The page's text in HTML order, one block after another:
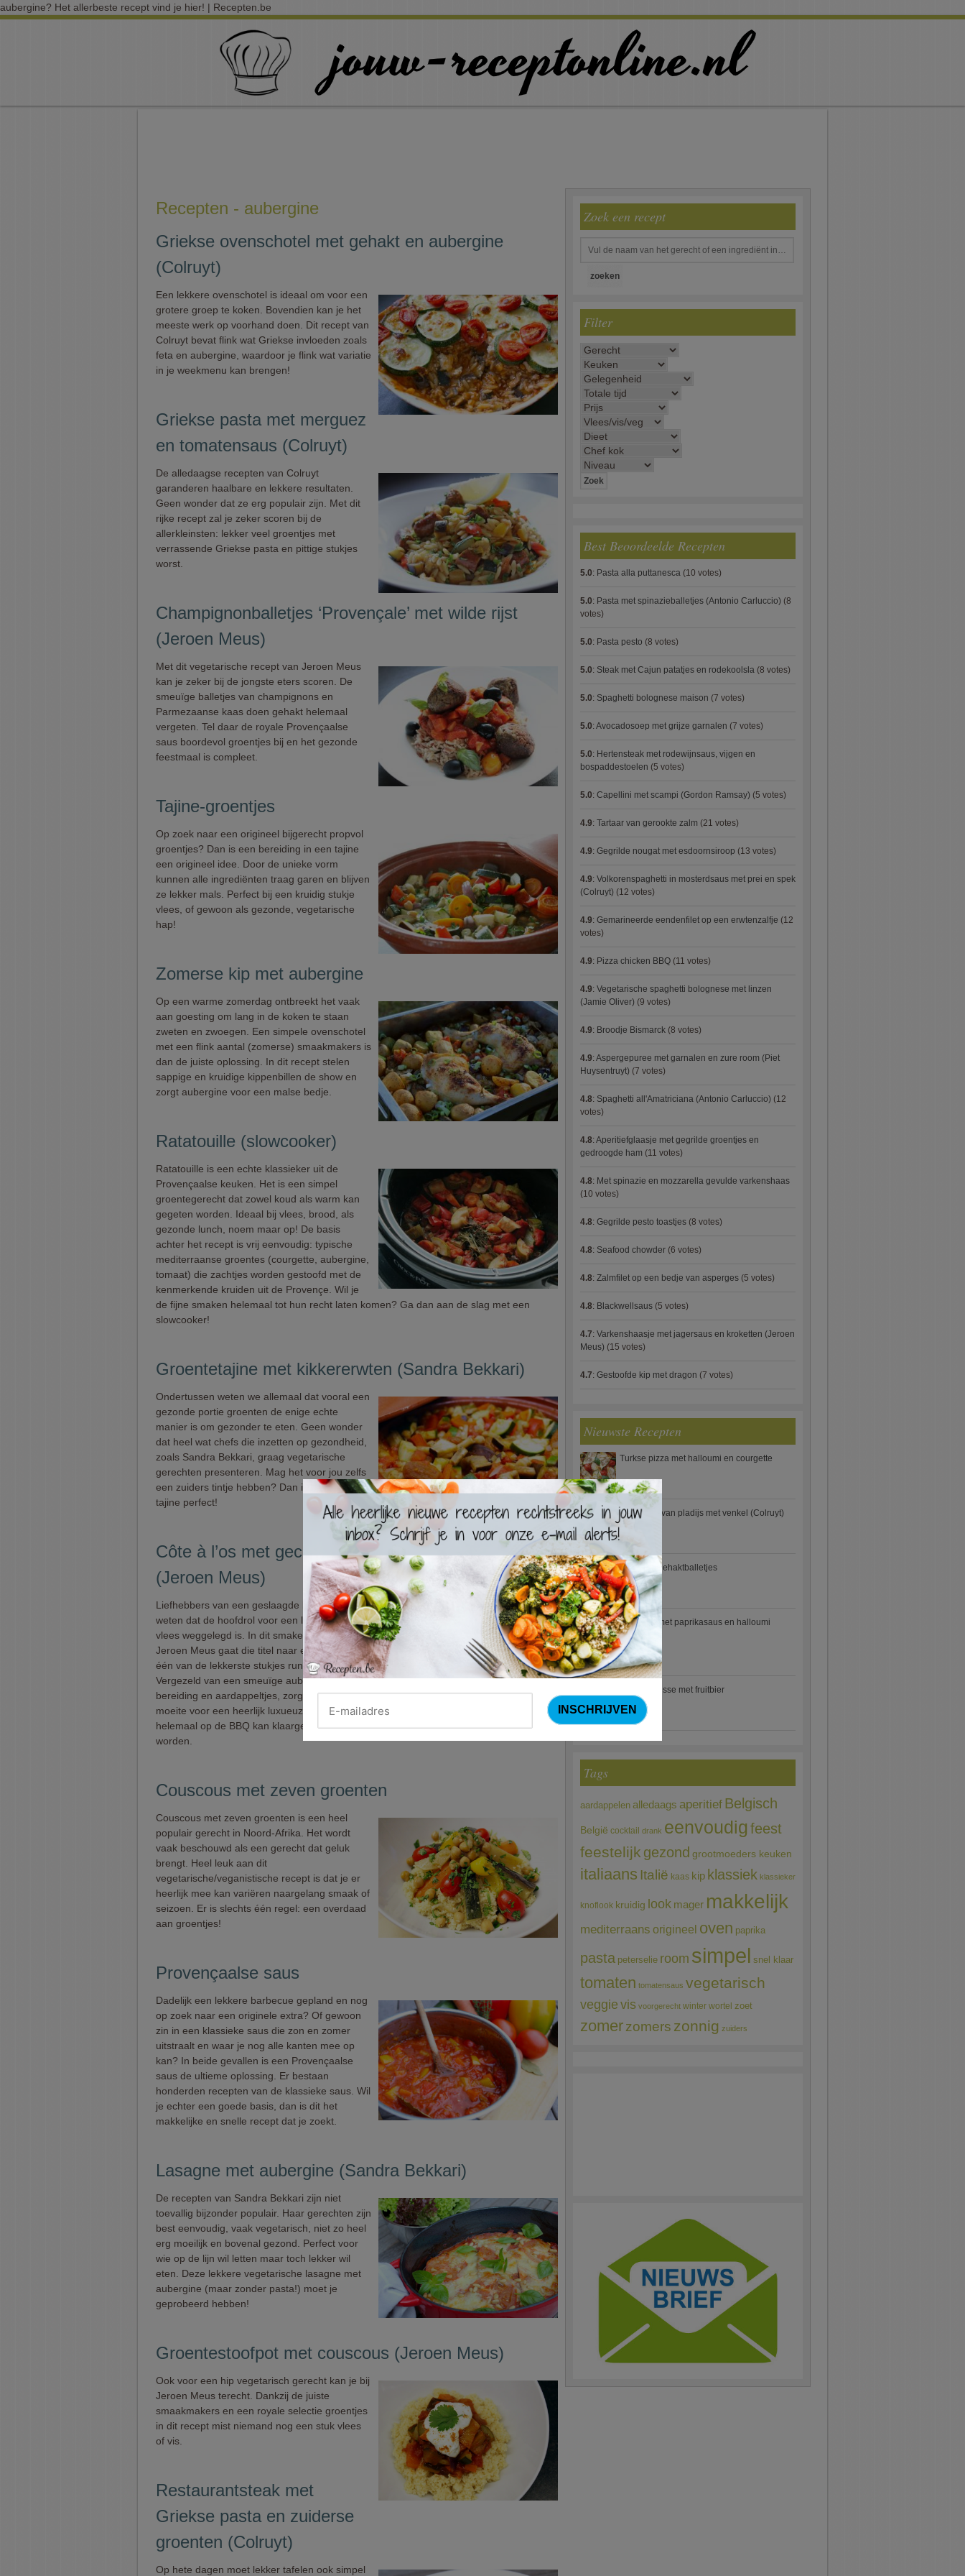
aubergine? Het allerbeste recept vind je hier! | Recepten.be
Recepten - aubergine
Griekse ovenschotel met gehakt en aubergine
(Colruyt)
Een lekkere ovenschotel is ideaal om voor een
grotere groep te koken. Bovendien kan je het
meeste werk op voorhand doen. Dit recept van
Colruyt bevat flink wat Griekse invloeden zoals
feta en aubergine, waardoor je flink wat variatie
in je weekmenu kan brengen!
Griekse pasta met merguez
en tomatensaus (Colruyt)
De alledaagse recepten van Colruyt
garanderen haalbare en lekkere resultaten.
Geen wonder dat ze erg populair zijn. Met dit
rijke recept zal je zeker scoren bij de
allerkleinsten: lekker veel groentjes met
verrassende Griekse pasta en pittige stukjes
worst.
Champignonballetjes ‘Provençale’ met wilde rijst
(Jeroen Meus)
Met dit vegetarische recept van Jeroen Meus
kan je zeker bij de jongste eters scoren. De
smeuïge balletjes van champignons en
Parmezaanse kaas doen gehakt helemaal
vergeten. Tel daar de royale Provençaalse
saus boordevol groentjes bij en het gezonde
feestmaal is compleet.
Tajine-groentjes
Op zoek naar een origineel bijgerecht propvol
groentjes? Dan is een bereiding in een tajine
een origineel idee. Door de unieke vorm
kunnen alle ingrediënten traag garen en blijven
ze lekker mals. Perfect bij een kruidig stukje
vlees, of gewoon als gezonde, vegetarische
hap!
Zomerse kip met aubergine
Op een warme zomerdag ontbreekt het vaak
aan goesting om lang in de koken te staan
zweten en zwoegen. Een simpele ovenschotel
met een flink aantal (zomerse) smaakmakers is
dan de juiste oplossing. In dit recept stelen
sappige en kruidige kippenbillen de show en
zorgt aubergine voor een malse bedje.
Ratatouille (slowcooker)
Ratatouille is een echte klassieker uit de
Provençaalse keuken. Het is een simpel
groentegerecht dat zowel koud als warm kan
gegeten worden. Ideaal bij vlees, brood, als
gezonde lunch, noem maar op! De basis
achter het recept is vrij eenvoudig: typische
mediterraanse groentes (courgette, aubergine,
tomaat) die zachtjes worden gestoofd met de
kenmerkende kruiden uit de Provençe. Wil je
de fijne smaken helemaal tot hun recht laten komen? Ga dan aan de slag met een
slowcooker!
Groentetajine met kikkererwten (Sandra Bekkari)
Ondertussen weten we allemaal dat vooral een
gezonde portie groenten de enige echte
manier is om gezonder te eten. Geen wonder
dat heel wat chefs die inzetten op gezondheid,
zoals Sandra Bekkari, graag vegetarische
gerechten presenteren. Mag het voor jou zelfs
een zuiders tintje hebben? Dan is deze zalige
tajine perfect!
Côte à l’os met geconfijte aubergine op de barbecue
(Jeroen Meus)
Liefhebbers van een geslaagde barbecue
weten dat de hoofdrol voor een lekker stuk
vlees weggelegd is. In dit smakelijke recept van
Jeroen Meus gaat die titel naar een Côte à l'os,
één van de lekkerste stukjes rundsvlees.
Vergezeld van een smeuïge aubergine-
bereiding en aardappeltjes, zorg je zonder veel
moeite voor een heerlijk luxueuze maaltijd die
helemaal op de BBQ kan klaargemaakt
worden.
Couscous met zeven groenten
Couscous met zeven groenten is een heel
populair gerecht in Noord-Afrika. Het wordt
vaak beschouwd als een gerecht dat geluk
brengt. Heel leuk aan dit
vegetarische/veganistische recept is dat je er
heerlijk mee kan variëren naargelang smaak of
seizoen. Er is slechts één regel: een overdaad
aan groentjes!
Provençaalse saus
Dadelijk een lekkere barbecue gepland en nog
op zoek naar een originele extra? Of gewoon
zin in een klassieke saus die zon en zomer
uitstraalt en waar je nog alle kanten mee op
kan? In beide gevallen is een Provençaalse
saus de ultieme oplossing. Er bestaan
honderden recepten van de klassieke saus. Wil
je echter een goede basis, dan is dit het
makkelijke en snelle recept dat je zoekt.
Lasagne met aubergine (Sandra Bekkari)
De recepten van Sandra Bekkari zijn niet
toevallig bijzonder populair. Haar gerechten zijn
best eenvoudig, vaak vegetarisch, niet zo heel
erg moeilijk en bovenal gezond. Perfect voor
wie op de lijn wil letten maar toch lekker wil
eten. Deze lekkere vegetarische lasagne met
aubergine (maar zonder pasta!) moet je
geprobeerd hebben!
Groentestoofpot met couscous (Jeroen Meus)
Ook voor een hip vegetarisch gerecht kan je bij
Jeroen Meus terecht. Dankzij de juiste
smaakmakers en een royale selectie groentjes
in dit recept mist niemand nog een stuk vlees
of vis.
Restaurantsteak met
Griekse pasta en zuiderse
groenten (Colruyt)
Op hete dagen moet lekker tafelen ook simpel
Zoek een recept
Filter
Best Beoordeelde Recepten
5.0: Pasta alla puttanesca (10 votes)
5.0: Pasta met spinazieballetjes (Antonio Carluccio) (8
votes)
5.0: Pasta pesto (8 votes)
5.0: Steak met Cajun patatjes en rodekoolsla (8 votes)
5.0: Spaghetti bolognese maison (7 votes)
5.0: Avocadosoep met grijze garnalen (7 votes)
5.0: Hertensteak met rodewijnsaus, vijgen en
bospaddestoelen (5 votes)
5.0: Capellini met scampi (Gordon Ramsay) (5 votes)
4.9: Tartaar van gerookte zalm (21 votes)
4.9: Gegrilde nougat met esdoornsiroop (13 votes)
4.9: Volkorenspaghetti in mosterdsaus met prei en spek
(Colruyt) (12 votes)
4.9: Gemarineerde eendenfilet op een erwtenzalfje (12
votes)
4.9: Pizza chicken BBQ (11 votes)
4.9: Vegetarische spaghetti bolognese met linzen
(Jamie Oliver) (9 votes)
4.9: Broodje Bismarck (8 votes)
4.9: Aspergepuree met garnalen en zure room (Piet
Huysentruyt) (7 votes)
4.8: Spaghetti all'Amatriciana (Antonio Carluccio) (12
votes)
4.8: Aperitiefglaasje met gegrilde groentjes en
gedroogde ham (11 votes)
4.8: Met spinazie en mozzarella gevulde varkenshaas
(10 votes)
4.8: Gegrilde pesto toastjes (8 votes)
4.8: Seafood chowder (6 votes)
4.8: Zalmfilet op een bedje van asperges (5 votes)
4.8: Blackwellsaus (5 votes)
4.7: Varkenshaasje met jagersaus en kroketten (Jeroen
Meus) (15 votes)
4.7: Gestoofde kip met dragon (7 votes)
Nieuwste Recepten
Turkse pizza met halloumi en courgette
Waterzooi van pladijs met venkel (Colruyt)
Zweedse gehaktballetjes
Courgetti met paprikasaus en halloumi
(Sandra Bekkari)
Chocomousse met fruitbier
Tags
aardappelen alledaags aperitief Belgisch
België cocktail drank eenvoudigfeest
feestelijk gezond grootmoeders keuken
italiaans Italië kaas kip klassiek klassieker
knoflook kruidig look mager makkelijk
mediterraans origineel oven paprika
pasta peterselie room simpel snel klaar
tomaten tomatensaus vegetarisch
veggie vis voorgerecht winter wortel zoet
zomerzomers zonnig zuiders
×